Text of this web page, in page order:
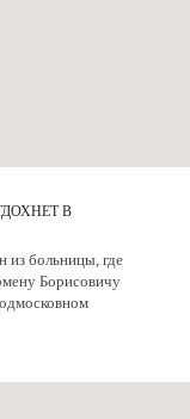
В
из больницы, где
Борисовичу